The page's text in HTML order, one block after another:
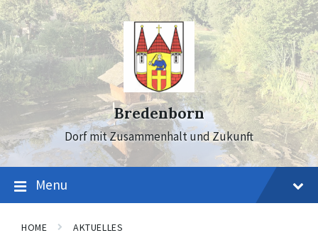
Skip
to
content
Skip
to
main
navigation
Skip
to
footer
Bredenborn
Dorf mit Zusammenhalt und Zukunft
Menu
HOME AKTUELLES